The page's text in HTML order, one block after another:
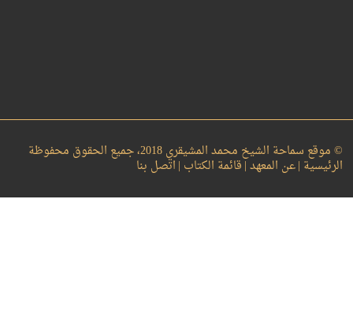
© موقع سماحة الشيخ محمد المشيقري 2018، جميع الحقوق محفوظة
الرئيسية |عن المعهد |قائمة الكتاب |اتصل بنا